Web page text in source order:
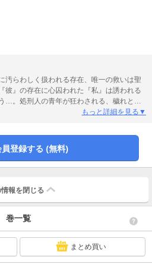
汚らわしく扱われる存在、唯一の救いは聖
彼』の存在に心囚われた『私』は誘われる
…。処刑人の青年が狂わされる、穢れと美
もっと詳細を見る▼
登録する (無料)
報を 閉じる
巻一覧
まとめ買い